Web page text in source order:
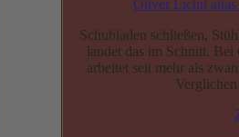
Oliver Lichtl
Schubladen schließen,
landet das im Schnitt.
arbeitet seit mehr als